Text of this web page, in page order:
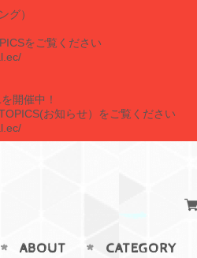
グ）
をご覧ください
開催中！
お知らせ）をご覧ください
ABOUT CATEGORY